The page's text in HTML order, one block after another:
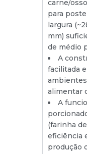
carne/
para
largura
mm)
de médio
A
facilitada
alimentar
A
(farinha
eficiência
produção